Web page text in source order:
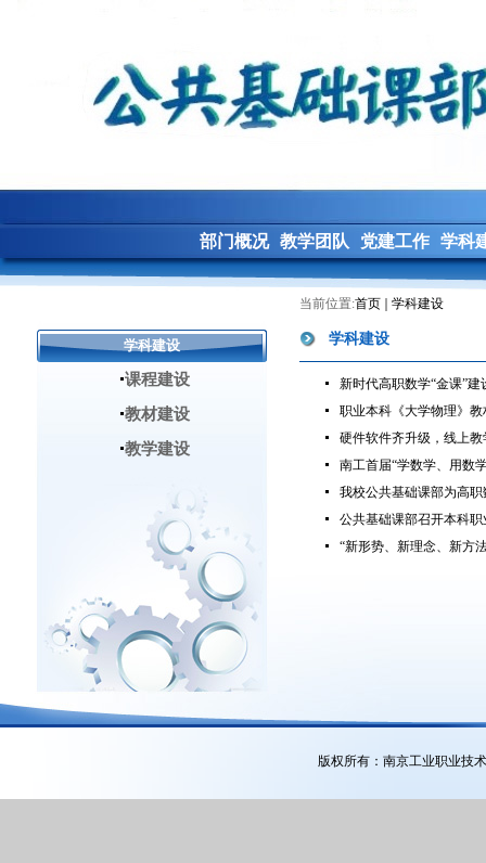
部门概况 教学团队 党建工作 学科
学科建设
课程建设
教材建设
教学建设
当前位置:首页 学科建设
学科建设
新时代高职数学“金课”
职业本科《大学物理》
硬件软件齐升级，线上
南工首届“学数学、用数
我校公共基础课部为高
公共基础课部召开本科
“新形势、新理念、新方
版权所有：南京工业职业技